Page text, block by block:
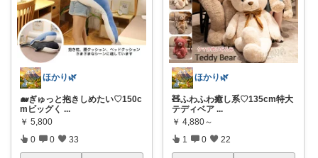
ほかり🌿
🐋ぎゅっと抱きしめたい♡150c
mビッグく ...
￥ 5,800
0 0 33
ほかり🌿
🧸ふわふわ癒し系♡135cm特大
テディベア ...
￥ 4,880～
1 0 22